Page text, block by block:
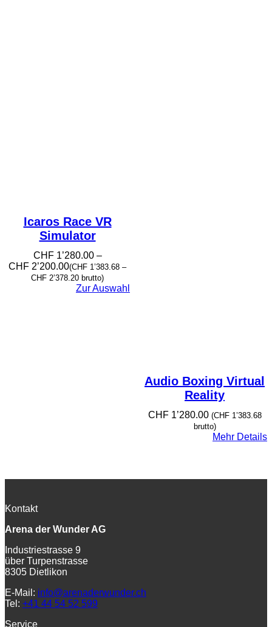
Icaros Race VR
Simulator
CHF1’280.00 –
CHF 2’200.00Preisspanne:
CHF 1’280.00
bis
(CHF 1’383.68 –
CHF 2’378.20 brutto)
Zur Auswahl
Audio Boxing Virtual
Reality
CHF1’280.00 (CHF1’383.68
brutto)
Mehr Details
Kontakt
Arena der Wunder AG
Industriestrasse 9
über Turpenstrasse
8305 Dietlikon
E-Mail: info@arenaderwunder.ch
Tel: +41 44 54 52 599
Service